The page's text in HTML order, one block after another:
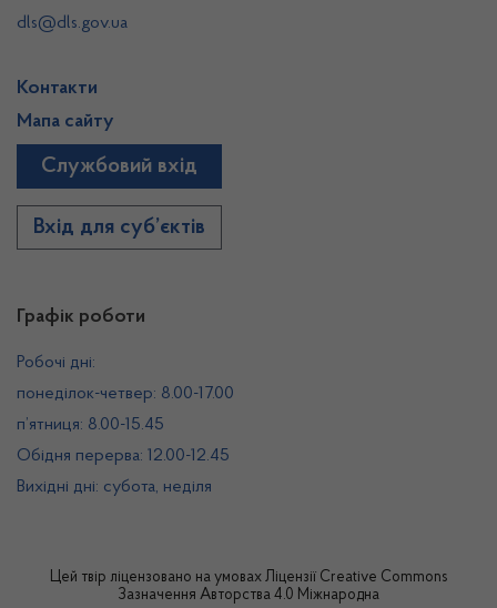
Графік роботи
Робочі дні:
понеділок-четвер: 8.00-17.00
п’ятниця: 8.00-15.45
Обідня перерва: 12.00-12.45
Вихідні дні: субота, неділя
dls@dls.gov.ua
Контакти
Мапа сайту
Службовий вхід
Вхід для суб’єктів
Цей твір ліцензовано на умовах Ліцензії Creative Commons
Зазначення Авторства 4.0 Міжнародна